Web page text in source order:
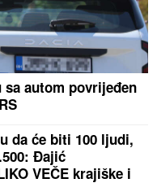
sa autom povrijeđen
da će biti 100 ljudi,
Đajić
VEČE krajiške i